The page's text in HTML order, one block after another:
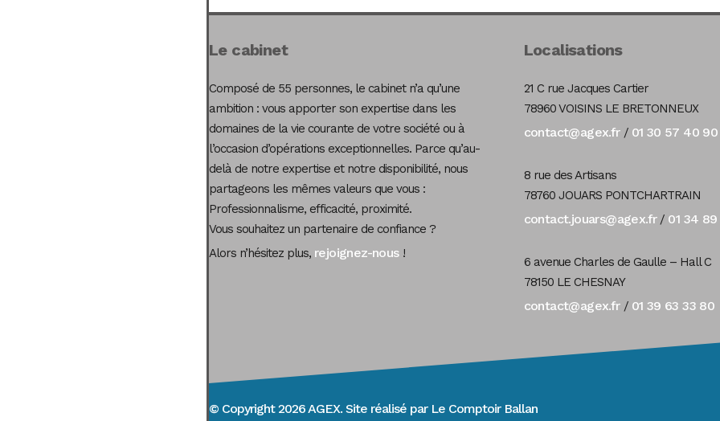
Le cabinet
Composé de 55 personnes, le cabinet n’a qu’une
ambition : vous apporter son expertise dans les
domaines de la vie courante de votre société ou à
l’occasion d’opérations exceptionnelles. Parce qu’au-
delà de notre expertise et notre disponibilité, nous
partageons les mêmes valeurs que vous :
Professionnalisme, efficacité, proximité.
Vous souhaitez un partenaire de confiance ?
Alors n’hésitez plus, rejoignez-nous!
Localisations
21 C rue Jacques Cartier
78960 VOISINS LE BRETONNEUX
contact@agex.fr/ 01 30 57 40 90
8 rue des Artisans
78760 JOUARS PONTCHARTRAIN
contact.jouars@agex.fr/ 01 34 89
6 avenue Charles de Gaulle – Hall C
78150 LE CHESNAY
contact@agex.fr/ 01 39 63 33 80
© Copyright 2026 AGEX. Site réalisé par Le Comptoir Ballan